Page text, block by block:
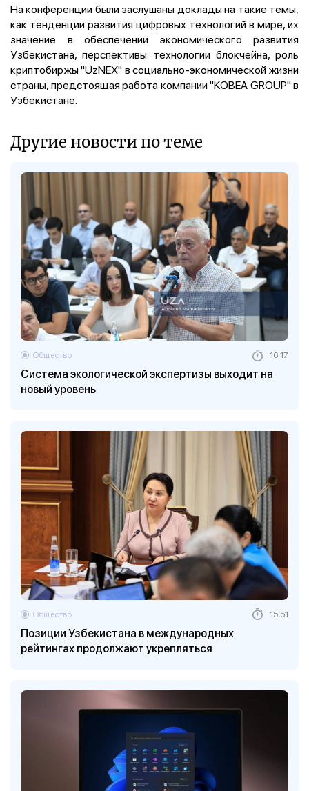
На конференции были заслушаны доклады на такие темы,
как тенденции развития цифровых технологий в мире, их
значение в обеспечении экономического развития
Узбекистана, перспективы технологии блокчейна, роль
криптобиржы "UzNEX" в социально-экономической жизни
страны, предстоящая работа компании "KOBEA GROUP" в
Узбекистане.
Другие новости по теме
Система экологической экспертизы выходит на
новый уровень
Общество 16:17
Позиции Узбекистана в международных
рейтингах продолжают укрепляться
Общество 15:51